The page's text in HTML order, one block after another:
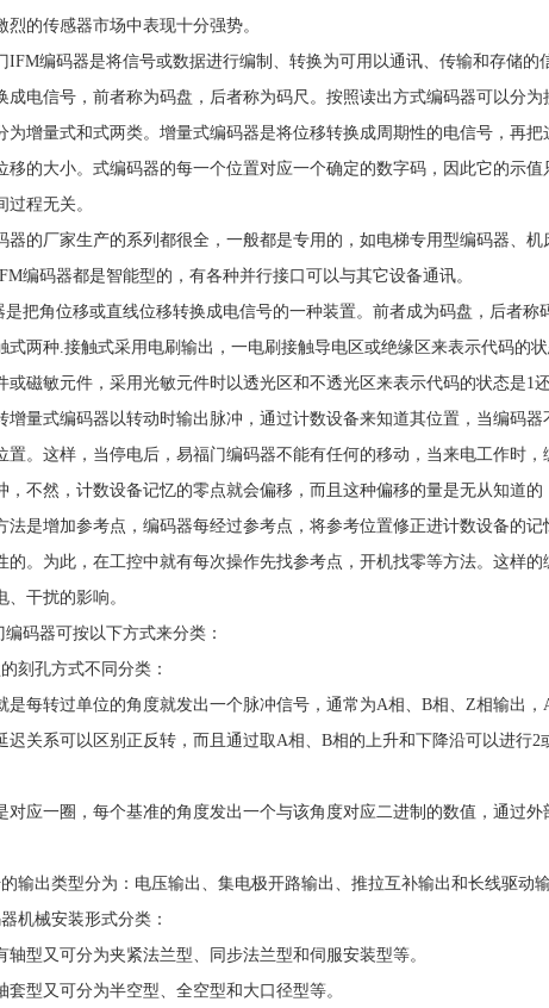
烈的传感器市场中表现十分强势。
IFM编码器是将信号或数据进行编制、转换为可用以通讯、传输和存储的
成电信号，前者称为码盘，后者称为码尺。按照读出方式编码器可以分
为增量式和式两类。增量式编码器是将位移转换成周期性的电信号，再
移的大小。式编码器的每一个位置对应一个确定的数字码，因此它的示值
过程无关。
器的厂家生产的系列都很全，一般都是专用的，如电梯专用型编码器、
编码器都是智能型的，有各种并行接口可以与其它设备通讯。
是把角位移或直线位移转换成电信号的一种装置。前者成为码盘，后者称
式两种.接触式采用电刷输出，一电刷接触导电区或绝缘区来表示代码的
或磁敏元件，采用光敏元件时以透光区和不透光区来表示代码的状态是1还
增量式编码器以转动时输出脉冲，通过计数设备来知道其位置，当编码
置。这样，当停电后，易福门编码器不能有任何的移动，当来电工作时
，不然，计数设备记忆的零点就会偏移，而且这种偏移的量是无从知道
法是增加参考点，编码器每经过参考点，将参考位置修正进计数设备的
的。为此，在工控中就有每次操作先找参考点，开机找零等方法。这样
、干扰的影响。
码器可按以下方式来分类：
刻孔方式不同分类：
是每转过单位的角度就发出一个脉冲信号，通常为A相、B相、Z相输出
迟关系可以区别正反转，而且通过取A相、B相的上升和下降沿可以进行2
对应一圈，每个基准的角度发出一个与该角度对应二进制的数值，通过
输出类型分为：电压输出、集电极开路输出、推拉互补输出和长线驱动输
机械安装形式分类：
轴型又可分为夹紧法兰型、同步法兰型和伺服安装型等。
套型又可分为半空型、全空型和大口径型等。